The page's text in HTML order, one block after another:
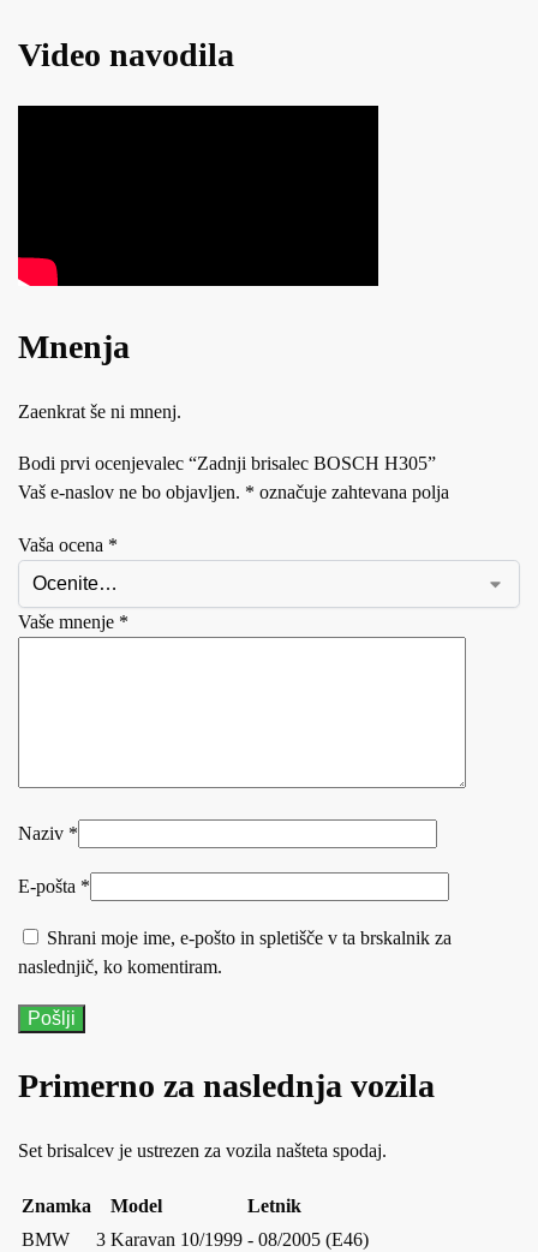
Video navodila
Mnenja
Zaenkrat še ni mnenj.
Bodi prvi ocenjevalec “Zadnji brisalec BOSCH H305”
Vaš e-naslov ne bo objavljen. * označuje zahtevana polja
Vaša ocena *
Vaše mnenje *
Naziv *
E-pošta *
Shrani moje ime, e-pošto in spletišče v ta brskalnik za
naslednjič, ko komentiram.
Primerno za naslednja vozila
Set brisalcev je ustrezen za vozila našteta spodaj.
Znamka Model
Letnik
BMW
3 Karavan 10/1999 - 08/2005 (E46)